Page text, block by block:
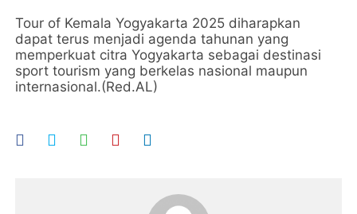
Tour of Kemala Yogyakarta 2025 diharapkan
dapat terus menjadi agenda tahunan yang
memperkuat citra Yogyakarta sebagai destinasi
sport tourism yang berkelas nasional maupun
internasional.(Red.AL)